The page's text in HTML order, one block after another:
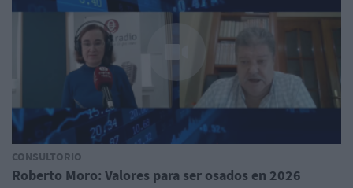
CONSULTORIO
Roberto Moro: Valores para ser osados en 2026